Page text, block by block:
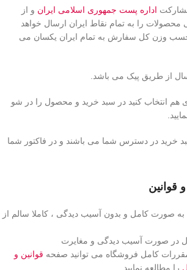
اداره پست جمهوری اسلامی ایران و از
را به تمام نقاط ایران ارسال خواهد
حسب وزن کل سفارش به تمام ایران یکسان می
از طریق پیک می باشد.
هم انتخاب کنید در سبد خرید و محصول را در شو
خرید در دسترس شما می باشند و در فاکتور شما
قوانین
صورت کامل و بدون آسیب دیدگی ، کاملا سالم از
در صورت آسیب دیدگی و مغایرت
کامل فروشگاه می توانید صفحه قوانین و
را مطالعه نمایید.